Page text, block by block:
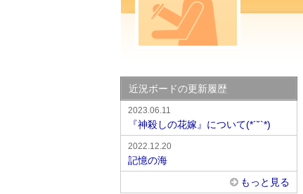
近況ボードの更新履歴
2023.06.11
『神殺しの花嫁』について(*´˘`*)
2022.12.20
記憶の海
もっと見る